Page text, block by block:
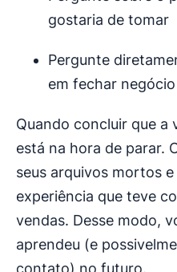
gostaria de tomar
Pergunte
em fechar negócio
Quando concluir que a
está na hora de parar.
seus arquivos mortos
experiência que teve
vendas. Desse modo,
aprendeu (e
contato) no futuro.